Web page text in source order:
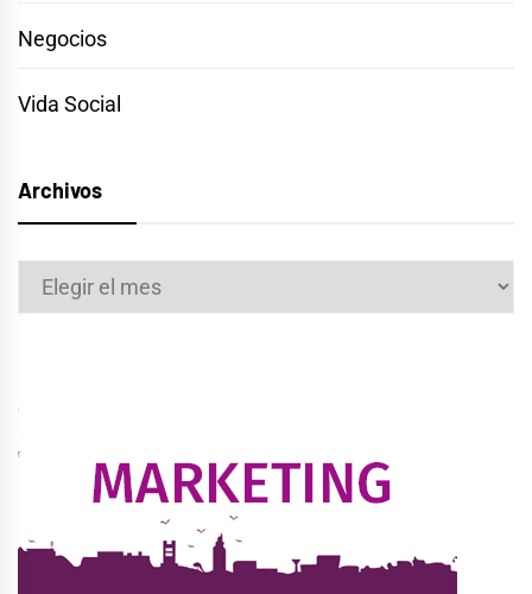
Negocios
Vida Social
Archivos
Archivos